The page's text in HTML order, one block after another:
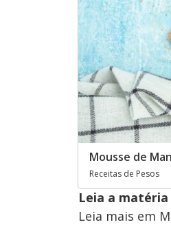
Mousse de
Receitas de Pesos
Leia a
Leia mais em